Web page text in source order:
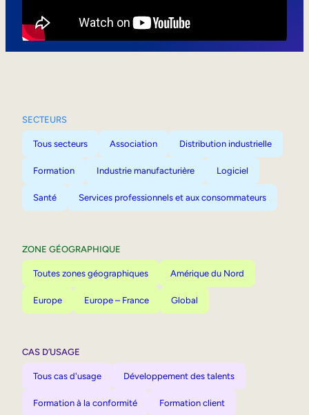
SECTEURS
Tous secteurs Association Distribution industrielle
Formation Industrie manufacturière Logiciel
Santé Services professionnels et aux consommateurs
ZONE GÉOGRAPHIQUE
Toutes zones géographiques Amérique du Nord
Europe Europe – France Global
CAS D’USAGE
Tous cas d'usage Développement des talents
Formation à la conformité Formation client